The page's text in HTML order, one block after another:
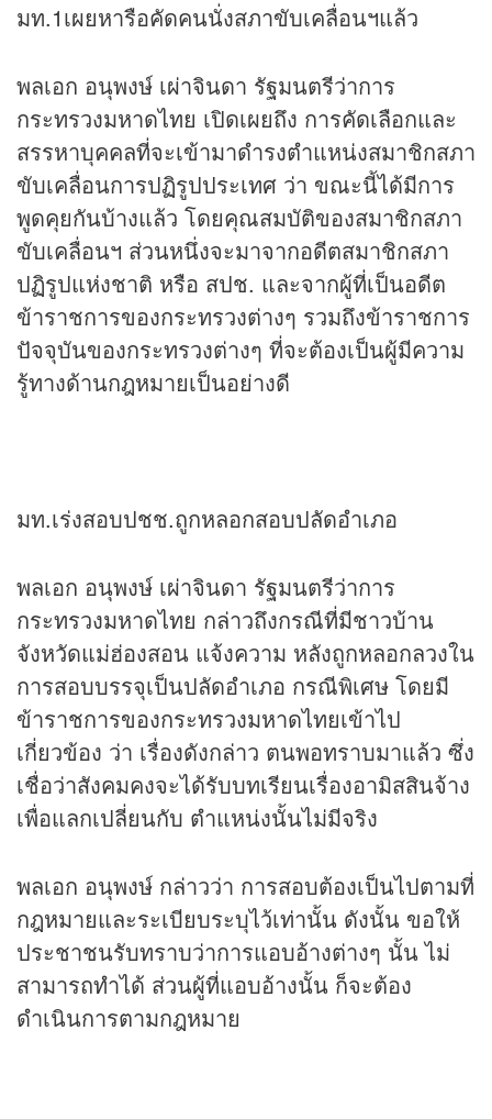
มท.1เผยหารือคัดคนนั่งสภาขับเคลื่อนฯแล้ว
พลเอก อนุพงษ์ เผ่าจินดา รัฐมนตรีว่าการ
กระทรวงมหาดไทย เปิดเผยถึง การคัดเลือกและ
สรรหาบุคคลที่จะเข้ามาดำรงตำแหน่งสมาชิกสภา
ขับเคลื่อนการปฏิรูปประเทศ ว่า ขณะนี้ได้มีการ
พูดคุยกันบ้างแล้ว โดยคุณสมบัติของสมาชิกสภา
ขับเคลื่อนฯ ส่วนหนึ่งจะมาจากอดีตสมาชิกสภา
ปฏิรูปแห่งชาติ หรือ สปช. และจากผู้ที่เป็นอดีต
ข้าราชการของกระทรวงต่างๆ รวมถึงข้าราชการ
ปัจจุบันของกระทรวงต่างๆ ที่จะต้องเป็นผู้มีความ
รู้ทางด้านกฎหมายเป็นอย่างดี
มท.เร่งสอบปชช.ถูกหลอกสอบปลัดอำเภอ
พลเอก อนุพงษ์ เผ่าจินดา รัฐมนตรีว่าการ
กระทรวงมหาดไทย กล่าวถึงกรณีที่มีชาวบ้าน
จังหวัดแม่ฮ่องสอน แจ้งความ หลังถูกหลอกลวงใน
การสอบบรรจุเป็นปลัดอำเภอ กรณีพิเศษ โดยมี
ข้าราชการของกระทรวงมหาดไทยเข้าไป
เกี่ยวข้อง ว่า เรื่องดังกล่าว ตนพอทราบมาแล้ว ซึ่ง
เชื่อว่าสังคมคงจะได้รับบทเรียนเรื่องอามิสสินจ้าง
เพื่อแลกเปลี่ยนกับ ตำแหน่งนั้นไม่มีจริง
พลเอก อนุพงษ์ กล่าวว่า การสอบต้องเป็นไปตามที่
กฎหมายและระเบียบระบุไว้เท่านั้น ดังนั้น ขอให้
ประชาชนรับทราบว่าการแอบอ้างต่างๆ นั้น ไม่
สามารถทำได้ ส่วนผู้ที่แอบอ้างนั้น ก็จะต้อง
ดำเนินการตามกฎหมาย